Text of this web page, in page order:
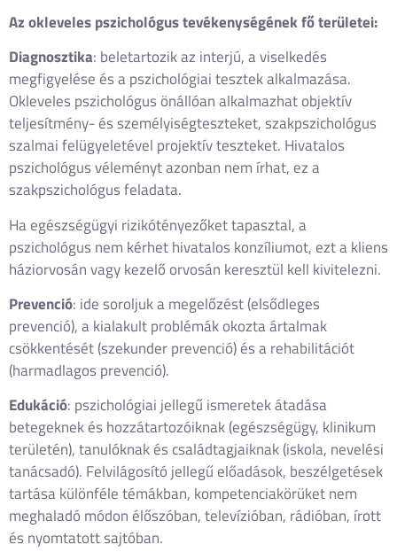
Az okleveles pszichológus tevékenységének fő területei:
Diagnosztika: beletartozik az interjú, a viselkedés
megfigyelése és a pszichológiai tesztek alkalmazása.
Okleveles pszichológus önállóan alkalmazhat objektív
teljesítmény- és személyiségteszteket, szakpszichológus
szalmai felügyeletével projektív teszteket. Hivatalos
pszichológus véleményt azonban nem írhat, ez a
szakpszichológus feladata.
Ha egészségügyi rizikótényezőket tapasztal, a
pszichológus nem kérhet hivatalos konzíliumot, ezt a kliens
háziorvosán vagy kezelő orvosán keresztül kell kivitelezni.
Prevenció: ide soroljuk a megelőzést (elsődleges
prevenció), a kialakult problémák okozta ártalmak
csökkentését (szekunder prevenció) és a rehabilitációt
(harmadlagos prevenció).
Edukáció: pszichológiai jellegű ismeretek átadása
betegeknek és hozzátartozóiknak (egészségügy, klinikum
területén), tanulóknak és családtagjaiknak (iskola, nevelési
tanácsadó). Felvilágosító jellegű előadások, beszélgetések
tartása különféle témákban, kompetenciakörüket nem
meghaladó módon élőszóban, televízióban, rádióban, írott
és nyomtatott sajtóban.